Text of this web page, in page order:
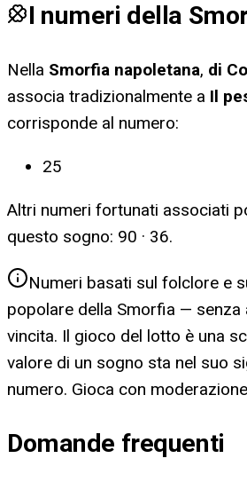
I numeri della
Nella Smorfia napoletana, di
associa tradizionalmente a Il
corrisponde al numero:
25
Altri numeri fortunati associati
questo sogno: 90 · 36.
Numeri basati sul folclore e
popolare della Smorfia — senza
vincita. Il gioco del lotto è una
valore di un sogno sta nel suo
numero. Gioca con
Domande frequenti